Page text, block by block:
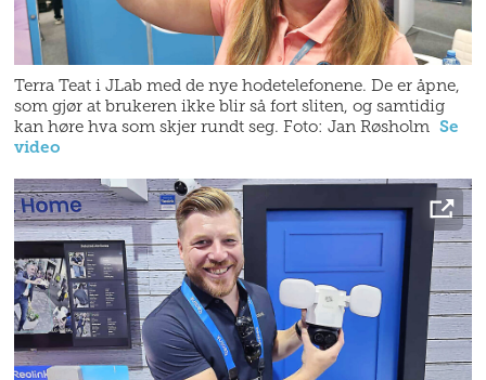
Terra Teat i JLab med de nye hodetelefonene. De er åpne,
som gjør at brukeren ikke blir så fort sliten, og samtidig
kan høre hva som skjer rundt seg. Foto: Jan Røsholm Se
video